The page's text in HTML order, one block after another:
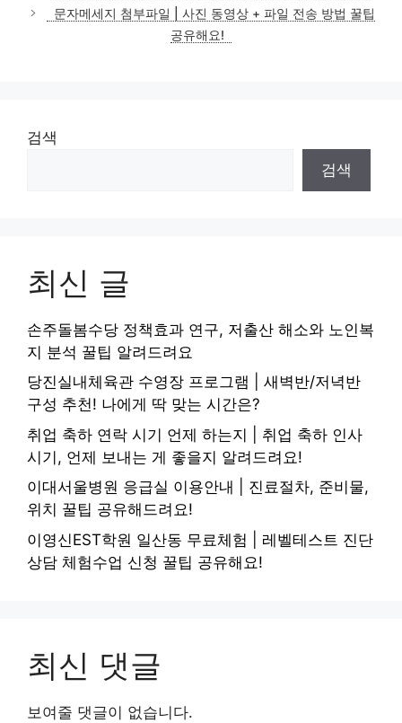
문자메세지 첨부파일 | 사진 동영상 + 파일 전송 방법 꿀팁
공유해요!
검색
검색
최신 글
손주돌봄수당 정책효과 연구, 저출산 해소와 노인복
지 분석 꿀팁 알려드려요
당진실내체육관 수영장 프로그램 | 새벽반/저녁반
구성 추천! 나에게 딱 맞는 시간은?
취업 축하 연락 시기 언제 하는지 | 취업 축하 인사
시기, 언제 보내는 게 좋을지 알려드려요!
이대서울병원 응급실 이용안내 | 진료절차, 준비물,
위치 꿀팁 공유해드려요!
이영신EST학원 일산동 무료체험 | 레벨테스트 진단
상담 체험수업 신청 꿀팁 공유해요!
최신 댓글
보여줄 댓글이 없습니다.